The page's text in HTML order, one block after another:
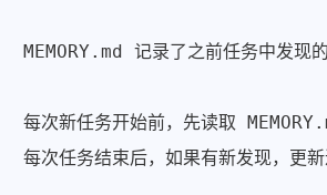
MEMORY.md 记录了之前任务中发现
每次新任务开始前，先读取
每次任务结束后，如果有新发现，更新